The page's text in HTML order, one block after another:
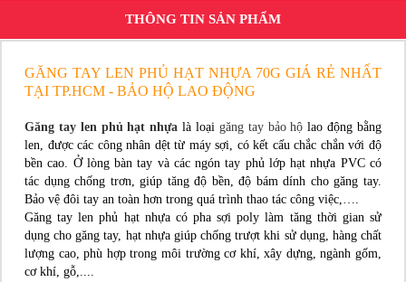
THÔNG TIN SẢN PHẨM
GĂNG TAY LEN PHỦ HẠT NHỰA 70G GIÁ RẺ NHẤT
TẠI TP.HCM - BẢO HỘ LAO ĐỘNG
Găng tay len phủ hạt nhựa là loại găng tay bảo hộ lao động bằng
len, được các công nhân dệt từ máy sợi, có kết cấu chắc chắn với độ
bền cao. Ở lòng bàn tay và các ngón tay phủ lớp hạt nhựa PVC có
tác dụng chống trơn, giúp tăng độ bền, độ bám dính cho găng tay.
Bảo vệ đôi tay an toàn hơn trong quá trình thao tác công việc,….
Găng tay len phủ hạt nhựa có pha sợi poly làm tăng thời gian sử
dụng cho găng tay, hạt nhựa giúp chống trượt khi sử dụng, hàng chất
lượng cao, phù hợp trong môi trường cơ khí, xây dựng, ngành gốm,
cơ khí, gỗ,....